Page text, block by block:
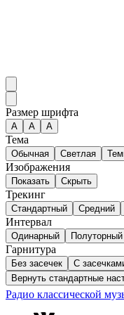
Размер шрифта
А A A
Тема
Обычная Светлая
Изображения
Показать Скрыть
Трекинг
Стандартный Средний
Интервал
Одинарный Полуторный
Гарнитура
Без засечек
С
Вернуть стандартные
Радио классической